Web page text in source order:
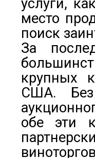
услуги,
место
поиск
За
крупных
США. Без
обе эти